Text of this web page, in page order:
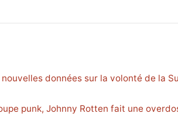
données sur la volonté de la
punk, Johnny Rotten fait une